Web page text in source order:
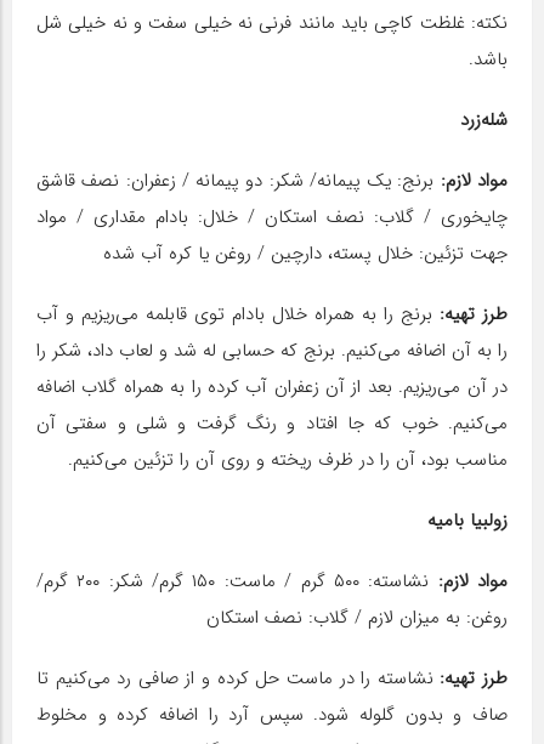
نکته: غلظت کاچی باید مانند فرنی نه خیلی سفت و نه خیلی شل
باشد.
شله‌زرد
مواد لازم: برنج: یک پیمانه/ شکر: دو پیمانه / زعفران: نصف قاشق
چایخوری / گلاب: نصف استکان / خلال: بادام مقداری / مواد
جهت تزئین: خلال پسته، دارچین / روغن یا کره آب شده
طرز تهیه: برنج را به همراه خلال بادام توی قابلمه می‌ریزیم و آب
را به آن اضافه می‌کنیم. برنج که حسابی له شد و لعاب داد، شکر را
در آن می‌ریزیم. بعد از آن زعفران آب کرده را به همراه گلاب اضافه
می‌کنیم. خوب که جا افتاد و رنگ گرفت و شلی و سفتی آن
مناسب بود، آن را در ظرف ریخته و روی آن را تزئین می‌کنیم.
زولبیا بامیه
مواد لازم:
نشاسته: ۵۰۰ گرم / ماست: ۱۵۰ گرم/ شکر: ۲۰۰ گرم/
روغن: به میزان لازم / گلاب: نصف استکان
طرز تهیه: نشاسته را در ماست حل کرده و از صافی رد می‌کنیم تا
صاف و بدون گلوله شود. سپس آرد را اضافه کرده و مخلوط